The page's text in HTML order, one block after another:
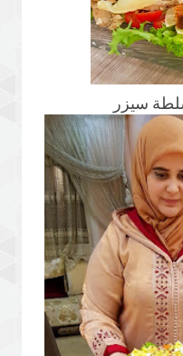
سيزر